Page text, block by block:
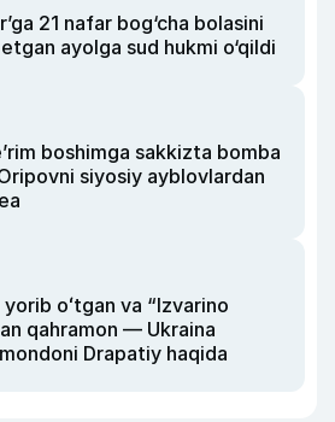
21 nafar bog‘cha bolasini
ayolga sud hukmi o‘qildi
boshimga sakkizta bomba
siyosiy ayblovlardan
oʻtgan va “Izvarino
qahramon — Ukraina
Drapatiy haqida